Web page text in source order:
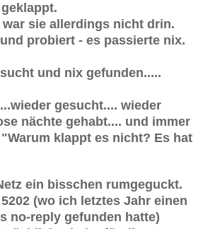
sie allerdings nicht drin.
probiert - es passierte nix.
und nix gefunden.....
gesucht.... wieder
nächte gehabt.... und immer
klappt es nicht? Es hat
ein bisschen rumgeguckt.
(wo ich letztes Jahr einen
no-reply gefunden hatte)